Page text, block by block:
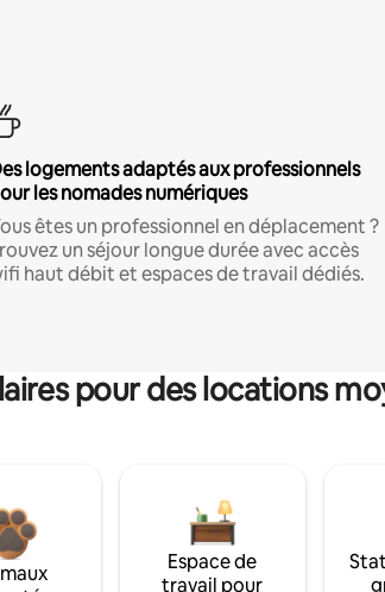
logements adaptés aux professionnels
les nomades numériques
êtes un professionnel en déplacement ?
un séjour longue durée avec accès
haut débit et espaces de travail dédiés.
pour des locations
Espace de
travail pour